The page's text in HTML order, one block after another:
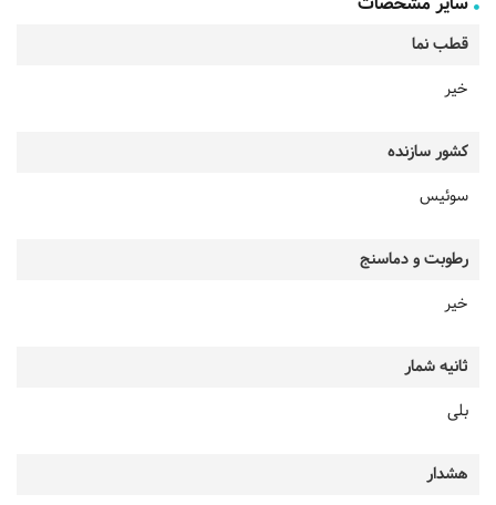
قطب نما
خیر
کشور سازنده
سوئیس
رطوبت و دماسنج
خیر
ثانیه شمار
بلی
هشدار